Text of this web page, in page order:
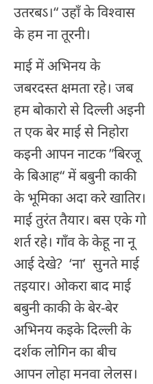
उतरबऽ।“ उहाँ के विश्वास
के हम ना तूरनी।
माई में अभिनय के
जबरदस्त क्षमता रहे। जब
हम बोकारो से दिल्ली अइनी
त एक बेर माई से निहोरा
कइनी आपन नाटक ”बिरजू
के बिआह“ में बबुनी काकी
के भूमिका अदा करे खातिर।
माई तुरंत तैयार। बस एके गो
शर्त रहे। गाँव के केहू ना नू
आई देखे? ‘ना’ सुनते माई
तइयार। ओकरा बाद माई
बबुनी काकी के बेर-बेर
अभिनय कइके दिल्ली के
दर्शक लोगिन का बीच
आपन लोहा मनवा लेलस।